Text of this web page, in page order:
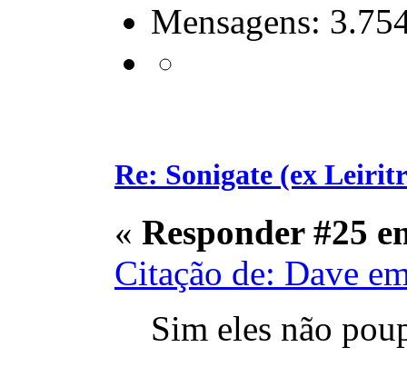
Mensagens:
Re: Sonigate (ex
« Responder #25
Citação de: Dave
Sim eles não